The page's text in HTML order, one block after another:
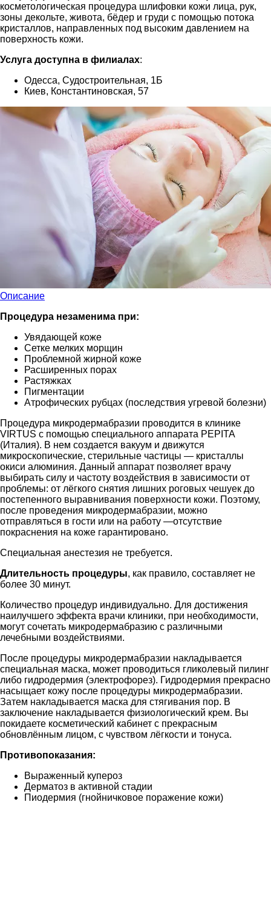
косметологическая процедура шлифовки кожи лица, рук,
зоны декольте, живота, бёдер и груди с помощью потока
кристаллов, направленных под высоким давлением на
поверхность кожи.
Услуга доступна в филиалах:
Одесса, Судостроительная, 1Б
Киев, Константиновская, 57
Описание
Процедура незаменима при:
Увядающей коже
Сетке мелких морщин
Проблемной жирной коже
Расширенных порах
Растяжках
Пигментации
Атрофических рубцах (последствия угревой болезни)
Процедура микродермабразии проводится в клинике
VIRTUS с помощью специального аппарата PEPITA
(Италия). В нем создается вакуум и движутся
микроскопические, стерильные частицы — кристаллы
окиси алюминия. Данный аппарат позволяет врачу
выбирать силу и частоту воздействия в зависимости от
проблемы: от лёгкого снятия лишних роговых чешуек до
постепенного выравнивания поверхности кожи. Поэтому,
после проведения микродермабразии, можно
отправляться в гости или на работу —отсутствие
покраснения на коже гарантировано.
Специальная анестезия не требуется.
Длительность процедуры, как правило, составляет не
более 30 минут.
Количество процедур индивидуально. Для достижения
наилучшего эффекта врачи клиники, при необходимости,
могут сочетать микродермабразию с различными
лечебными воздействиями.
После процедуры микродермабразии накладывается
специальная маска, может проводиться гликолевый пилинг
либо гидродермия (электрофорез). Гидродермия прекрасно
насыщает кожу после процедуры микродермабразии.
Затем накладывается маска для стягивания пор. В
заключение накладывается физиологический крем. Вы
покидаете косметический кабинет с прекрасным
обновлённым лицом, с чувством лёгкости и тонуса.
Противопоказания:
Выраженный купероз
Дерматоз в активной стадии
Пиодермия (гнойничковое поражение кожи)